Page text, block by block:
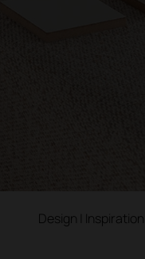
Design Inspiration